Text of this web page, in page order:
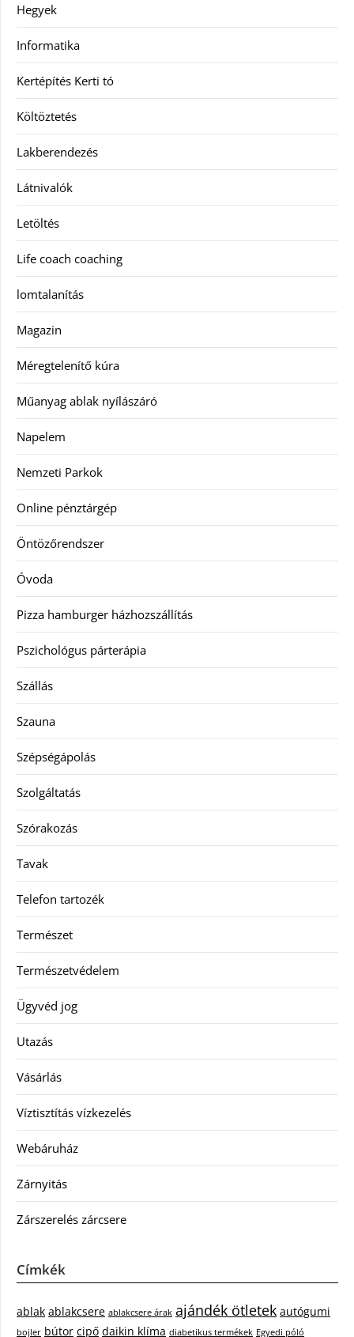
Hegyek
Informatika
Kertépítés Kerti tó
Költöztetés
Lakberendezés
Látnivalók
Letöltés
Life coach coaching
lomtalanítás
Magazin
Méregtelenítő kúra
Műanyag ablak nyílászáró
Napelem
Nemzeti Parkok
Online pénztárgép
Öntözőrendszer
Óvoda
Pizza hamburger házhozszállítás
Pszichológus párterápia
Szállás
Szauna
Szépségápolás
Szolgáltatás
Szórakozás
Tavak
Telefon tartozék
Természet
Természetvédelem
Ügyvéd jog
Utazás
Vásárlás
Víztisztítás vízkezelés
Webáruház
Zárnyitás
Zárszerelés zárcsere
Címkék
ablak ablakcsere ablakcsere árak ajándék ötletek autógumi
bojler bútor cipő daikin klíma diabetikus termékek Egyedi póló